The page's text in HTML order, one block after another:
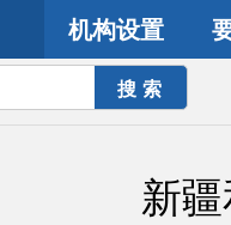
机构设置
新疆震讯
新